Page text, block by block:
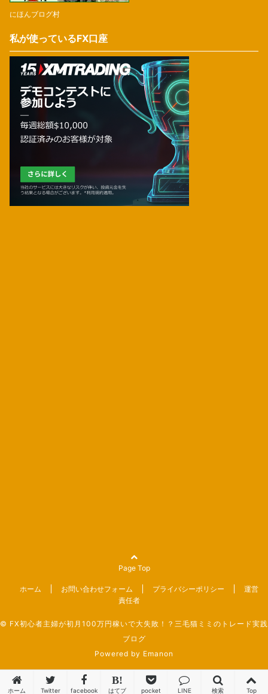
ホーム Twitter facebook はてブ pocket LINE 検索 Top
にほんブログ村
私が使っているFX口座
Page Top
ホーム お問い合わせフォーム プライバシーポリシー
運営
責任者
© FX初心者主婦が初月100万円稼いで大失敗！？三毛猫ミミのトレード実践
ブログ
Powered by Emanon